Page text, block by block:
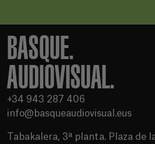
BASQUE.
AUDIOVISUAL.
+34 943 287 406
info@basqueaudiovisual.eus
Tabakalera, 3ª planta. Plaza de